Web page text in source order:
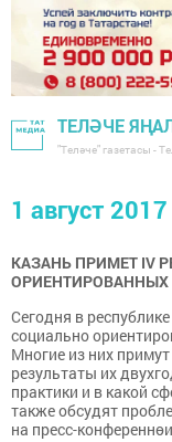
ТЕЛӘЧЕ
"Теләче" газетасы -
1 август
КАЗАНЬ ПРИМЕТ IV
ОРИЕНТИРОВАННЫХ
Сегодня в
социально
Многие из них
результаты их
практики и в какой
также обсудят
на пресс-